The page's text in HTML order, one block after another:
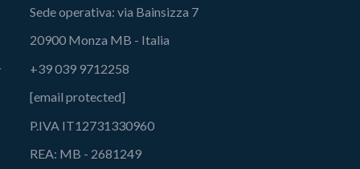
Sede operativa: via Bainsizza 7
20900 Monza MB - Italia
+39 039 9712258
[email protected]
P.IVA IT12731330960
REA: MB - 2681249